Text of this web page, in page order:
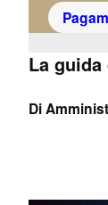
La
Di